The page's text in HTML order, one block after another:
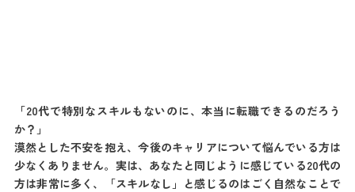
「20代で特別なスキルもないのに、本当に転職できるのだろう
か？」
漠然とした不安を抱え、今後のキャリアについて悩んでいる方は
少なくありません。実は、あなたと同じように感じている20代の
方は非常に多く、「スキルなし」と感じるのはごく自然なことで